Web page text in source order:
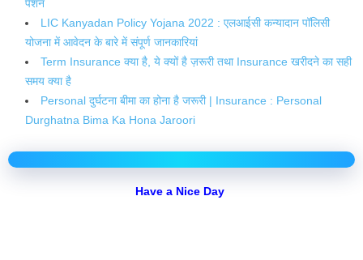
पेंशन
LIC Kanyadan Policy Yojana 2022 : एलआईसी कन्यादान पॉलिसी
योजना में आवेदन के बारे में संपूर्ण जानकारियां
Term Insurance क्या है, ये क्यों है ज़रूरी तथा Insurance खरीदने का सही
समय क्या है
Personal दुर्घटना बीमा का होना है जरूरी | Insurance : Personal
Durghatna Bima Ka Hona Jaroori
Have a Nice Day